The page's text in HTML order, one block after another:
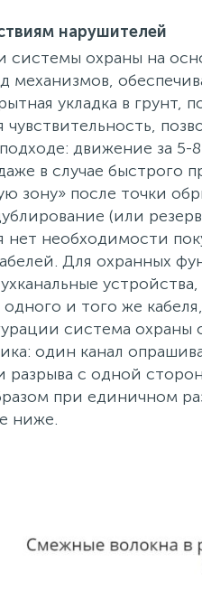
нарушителей
системы охраны на
механизмов,
укладка в грунт,
движение за 5-
в случае быстрого
зону» после точки
(или
нет необходимости
Для охранных
и того же
система охраны
один канал
разрыва с одной
при единичном
ниже.